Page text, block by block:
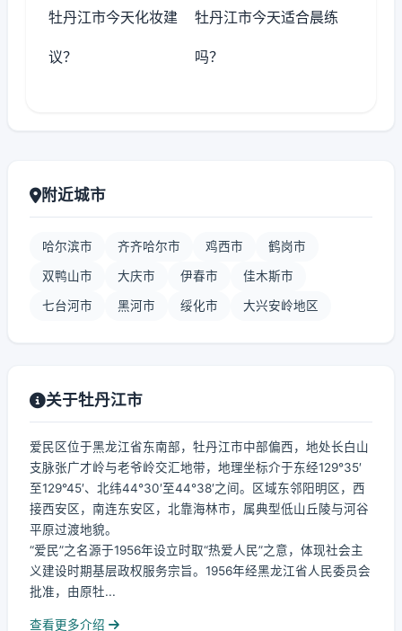
牡丹江市今天化妆建
议？
牡丹江市今天适合晨练
吗？
附近城市
哈尔滨市 齐齐哈尔市 鸡西市 鹤岗市
双鸭山市 大庆市 伊春市 佳木斯市
七台河市 黑河市 绥化市 大兴安岭地区
关于牡丹江市
爱民区位于黑龙江省东南部，牡丹江市中部偏西，地处长白山
支脉张广才岭与老爷岭交汇地带，地理坐标介于东经129°35′
至129°45′、北纬44°30′至44°38′之间。区域东邻阳明区，西
接西安区，南连东安区，北靠海林市，属典型低山丘陵与河谷
平原过渡地貌。
“爱民”之名源于1956年设立时取“热爱人民”之意，体现社会主
义建设时期基层政权服务宗旨。1956年经黑龙江省人民委员会
批准，由原牡...
查看更多介绍